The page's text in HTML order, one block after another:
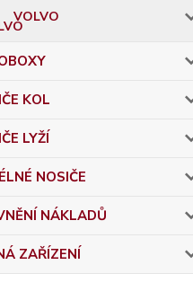
VOLVO
KOL
LYŽÍ
NOSIČE
NÁKLADŮ
ZAŘÍZENÍ